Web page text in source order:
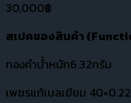
30,000฿
สเปคของสินค้า (
ทองคำน้ำหนัก6.32กรัม
เพชรแท้เบลเยียม